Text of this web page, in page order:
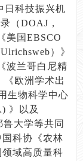
日科技振兴机
（DOAJ，
美国EBSCO
）》
波兰哥白尼精
《欧洲学术出
生物科学中心
》以及
鲁大学等共同
科协《农林
域高质量科